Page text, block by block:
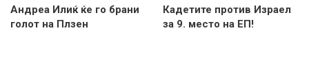
Андреа Илиќ ќе го брани
голот на Плзен
Кадетите против Израел
за 9. место на ЕП!